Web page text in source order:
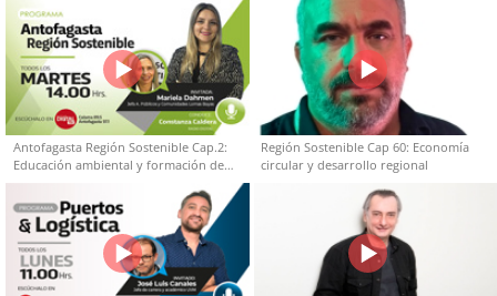
Antofagasta Región Sostenible Cap.2:
Educación ambiental y formación de
capacidades técnicas
Región Sostenible Cap 60: Economía
circular y desarrollo regional